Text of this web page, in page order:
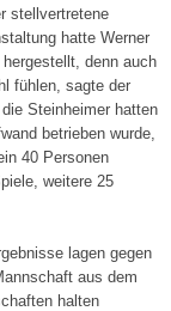
stellvertretene
hatte Werner
denn auch
fühlen, sagte der
Steinheimer hatten
betrieben wurde,
40 Personen
weitere 25
lagen gegen
aus dem
halten